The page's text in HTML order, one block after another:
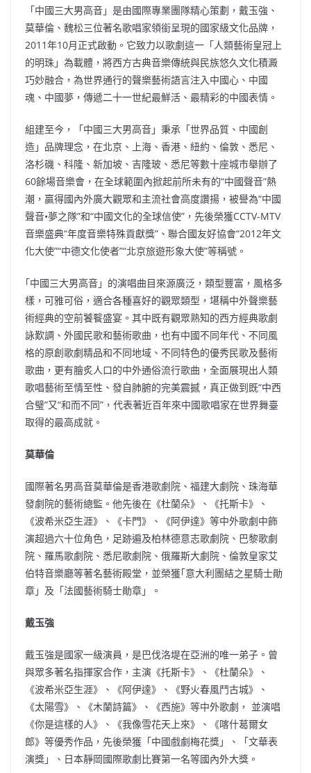
「中國三大男高音」是由國際專業團隊精心策劃，戴玉強、
莫華倫、魏松三位著名歌唱家領銜呈現的國家級文化品牌，
2011年10月正式啟動。它致力以歌劇這一「人類藝術皇冠上
的明珠」為載體，將西方古典音樂傳統與民族悠久文化積澱
巧妙融合，為世界通行的聲樂藝術語言注入中國心、中國
魂、中國夢，傳遞二十一世紀最鮮活、最精彩的中國表情。
組建至今，「中國三大男高音」秉承「世界品質、中國創
造」品牌理念，在北京、上海、香港、紐約、倫敦、悉尼、
洛杉磯、科隆、新加坡、吉隆玻、悉尼等數十座城市舉辦了
60餘場音樂會，在全球範圍內掀起前所未有的“中國聲音”熱
潮，贏得國內外廣大觀眾和主流社會高度讚揚，被譽為“中國
聲音•夢之隊”和“中國文化的全球信使”，先後榮獲CCTV-MTV
音樂盛典“年度音樂特殊貢獻獎”、聯合國友好協會“2012年文
化大使”“中德文化使者”“北京旅遊形象大使”等稱號。
｢中國三大男高音」的演唱曲目來源廣泛，類型豐富，風格多
樣，可雅可俗，適合各種喜好的觀眾類型，堪稱中外聲樂藝
術經典的空前饕餮盛宴。其中既有觀眾熟知的西方經典歌劇
詠歎調、外國民歌和藝術歌曲，也有中國不同年代、不同風
格的原創歌劇精品和不同地域、不同特色的優秀民歌及藝術
歌曲，更有膾炙人口的中外通俗流行歌曲，全面展現出人類
歌唱藝術至情至性、發自肺腑的完美震撼，真正做到既“中西
合璧”又“和而不同”，代表著近百年來中國歌唱家在世界舞臺
取得的最高成就。
莫華倫
國際著名男高音莫華倫是香港歌劇院、福建大劇院、珠海華
發劇院的藝術總監。他先後在《杜蘭朵》、《托斯卡》、
《波希米亞生涯》、《卡門》、《阿伊達》等中外歌劇中飾
演超過六十位角色，足跡遍及柏林德意志歌劇院、巴黎歌劇
院、羅馬歌劇院、悉尼歌劇院、俄羅斯大劇院、倫敦皇家艾
伯特音樂廳等著名藝術殿堂，並榮獲｢意大利團結之星騎士勛
章」及「法國藝術騎士勛章」。
戴玉強
戴玉強是國家一級演員，是巴伐洛堤在亞洲的唯一弟子。曾
與眾多著名指揮家合作，主演《托斯卡》、《杜蘭朵》、
《波希米亞生涯》、《阿伊達》、《野火春風鬥古城》、
《太陽雪》、《木蘭詩篇》、《西施》等中外歌劇， 並演唱
《你是這樣的人》、《我像雪花天上來》、《喀什葛爾女
郎》等優秀作品，先後榮獲「中國戲劇梅花獎」、「文華表
演獎」、日本靜岡國際歌劇比賽第一名等國內外大獎。